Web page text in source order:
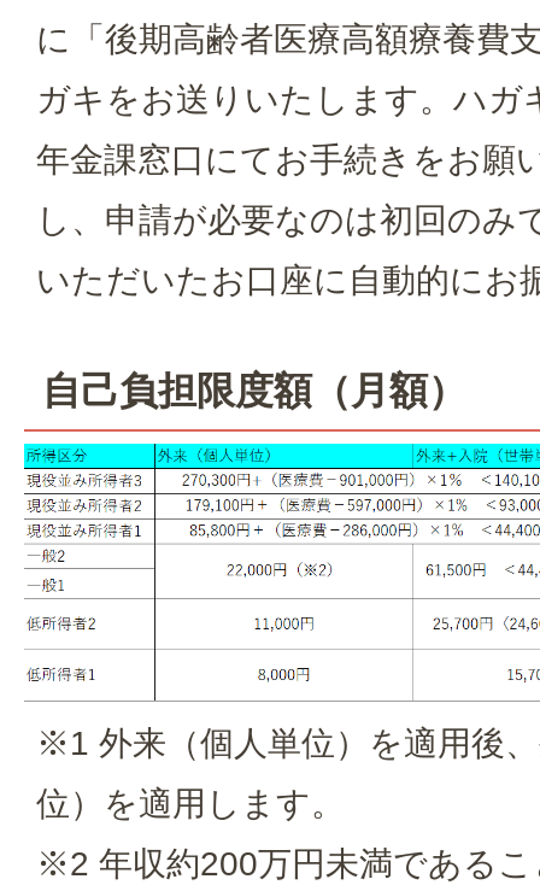
に「後期高齢者医療高額療養費
ガキをお送りいたします。ハガ
年金課窓口にてお手続きをお願
し、申請が必要なのは初回のみ
いただいたお口座に自動的にお
自己負担限度額（月額）
※1 外来（個人単位）を適用後
位）を適用します。
※2 年収約200万円未満である